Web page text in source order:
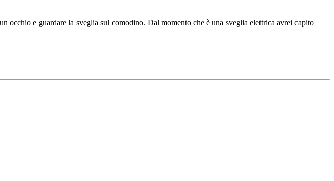
occhio e guardare la sveglia sul comodino. Dal momento che è una sveglia elettrica avrei capito